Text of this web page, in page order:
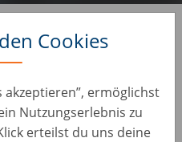
Cookies
akzeptieren”, ermöglichst
Nutzungserlebnis zu
erteilst du uns deine
Stelle, nach der du suchst,
verfügbar.